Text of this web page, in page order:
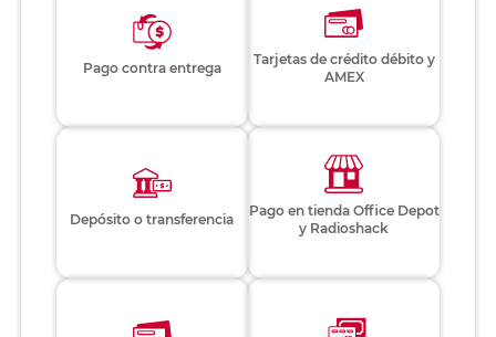
Pago contra entrega
Tarjetas de crédito débito y
AMEX
Depósito o transferencia
Pago en tienda Office Depot
y Radioshack